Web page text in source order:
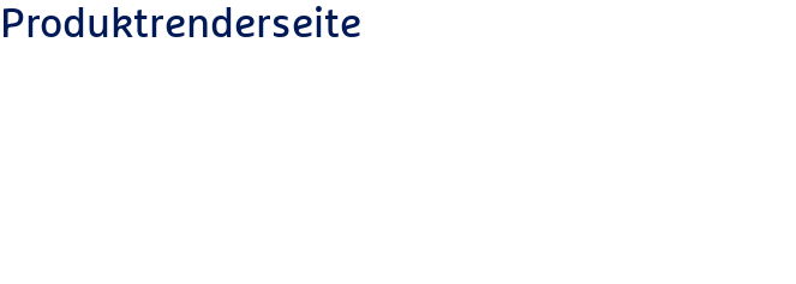
Produktrenderseite